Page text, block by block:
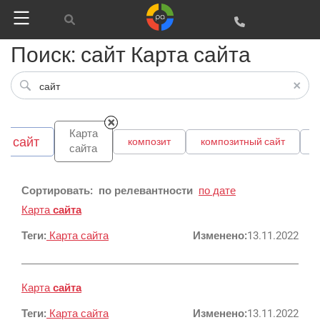
Поиск: сайт Карта сайта
сайт
Карта
сайта
композит композитный сайт
Сортировать: по релевантности по дате
Картасайта
Теги: Карта сайта Изменено:13.11.2022
Картасайта
Теги: Карта сайта Изменено:13.11.2022
Вконтакте
SMM
AI Automation
CMS 1C-Bitrix
CRM Bitrix24
Цифра и офсет
Широкий формат
Сувениры и подарки
Регистрация